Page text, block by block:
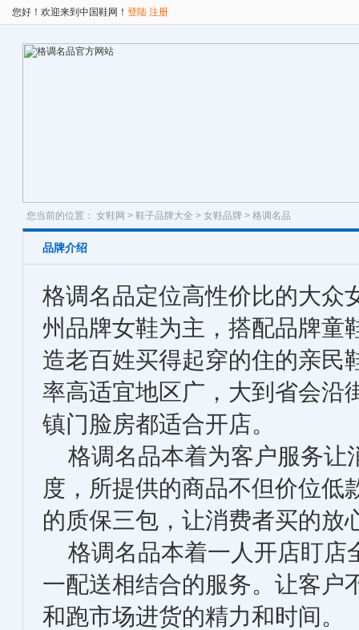
您好！欢迎来到中国鞋网！ 登陆 注册
您当前的位置： 女鞋网 > 鞋子品牌大全 > 女鞋品牌 > 格调名品
品牌介绍
格调名品定位高性价比的大众
州品牌女鞋为主，搭配品牌童
造老百姓买得起穿的住的亲民
率高适宜地区广，大到省会沿
镇门脸房都适合开店。
格调名品本着为客户服务让
度，所提供的商品不但价位低
的质保三包，让消费者买的放
格调名品本着一人开店盯店
一配送相结合的服务。让客户
和跑市场进货的精力和时间。